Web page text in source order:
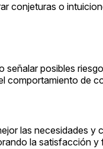
conjeturas o
señalar posibles
comportamiento de
las necesidades y
la satisfacción y